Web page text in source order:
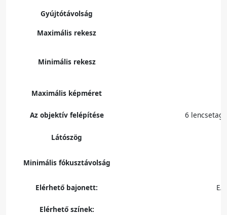
Gyújtótávolság
Maximális rekesz
Minimális rekesz
Maximális képméret
Az objektív felépítése 6 lencsetag
Látószög
Minimális fókusztávolság
Elérhető bajonett: E/
Elérhető színek: